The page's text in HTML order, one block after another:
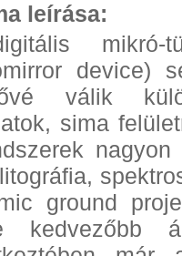
leírása:
mikró-
device)
válik
sima
ground
kedvezőbb